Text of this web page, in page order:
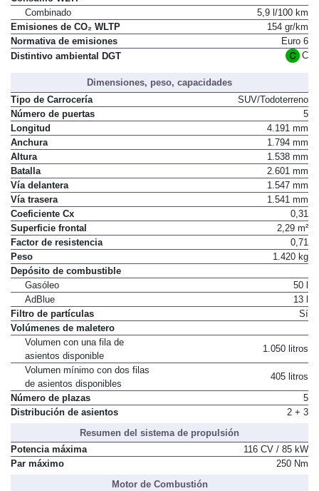
Combinado
5,9 l/100 km
Emisiones de CO₂ WLTP
154 gr/km
Normativa de emisiones
Euro 6
Distintivo ambiental DGT
C
Dimensiones, peso, capacidades
Tipo de Carrocería
SUV/Todoterreno
Número de puertas
5
Longitud
4.191 mm
Anchura
1.794 mm
Altura
1.538 mm
Batalla
2.601 mm
Vía delantera
1.547 mm
Vía trasera
1.541 mm
Coeficiente Cx
0,31
Superficie frontal
2,29 m²
Factor de resistencia
0,71
Peso
1.420 kg
Depósito de combustible
Gasóleo
50 l
AdBlue
13 l
Filtro de partículas
Sí
Volúmenes de maletero
Volumen con una fila de
asientos disponible
1.050 litros
Volumen mínimo con dos filas
de asientos disponibles
405 litros
Número de plazas
5
Distribución de asientos
2 + 3
Resumen del sistema de propulsión
Potencia máxima
116 CV / 85 kW
Par máximo
250 Nm
Motor de Combustión